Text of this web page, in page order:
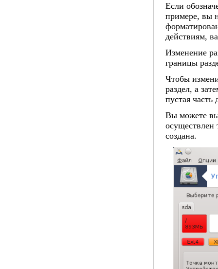
Если
примере, вы
действиям,
Изменение
границы
Чтобы
раздел, а
пустая
Вы можете
осуществлен
создана.